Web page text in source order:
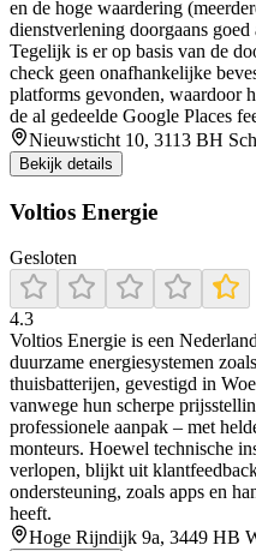
en de hoge waardering
dienstverlening doorgaans
Tegelijk is er op basis van de
check geen onafhankelijke
platforms gevonden, waardoor
de al gedeelde Google Places
Nieuwsticht 10, 3113 BH
Bekijk details
Voltios Energie
Gesloten
4.3
Voltios Energie is een
duurzame energiesystemen
thuisbatterijen, gevestigd in
vanwege hun scherpe
professionele aanpak – met
monteurs. Hoewel technische
verlopen, blijkt uit
ondersteuning, zoals apps en
heeft.
Hoge Rijndijk 9a, 3449 HB